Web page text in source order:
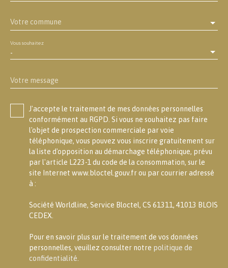
Votre commune
-
Vous souhaitez
Votre message
J'accepte le traitement de mes données personnelles
conformément au RGPD. Si vous ne souhaitez pas faire
l'objet de prospection commerciale par voie
téléphonique, vous pouvez vous inscrire gratuitement sur
la liste d'opposition au démarchage téléphonique, prévu
par l'article L223-1 du code de la consommation, sur le
site Internet www.bloctel.gouv.fr ou par courrier adressé
à :
Société Worldline, Service Bloctel, CS 61311, 41013 BLOIS
CEDEX.
Pour en savoir plus sur le traitement de vos données
personnelles, veuillez consulter notre politique de
confidentialité